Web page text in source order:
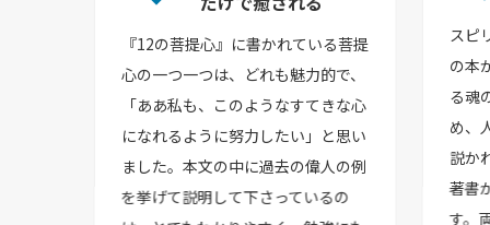
『12の菩提心』に書かれている菩提
心の一つ一つは、どれも魅力的で、
「ああ私も、このようなすてきな心
になれるように努力したい」と思い
ました。本文の中に過去の偉人の例
を挙げて説明して下さっているの
スピ
の本
る魂
め、
説か
著書
す。